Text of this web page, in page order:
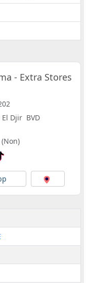
- Extra Stores
Djir BVD